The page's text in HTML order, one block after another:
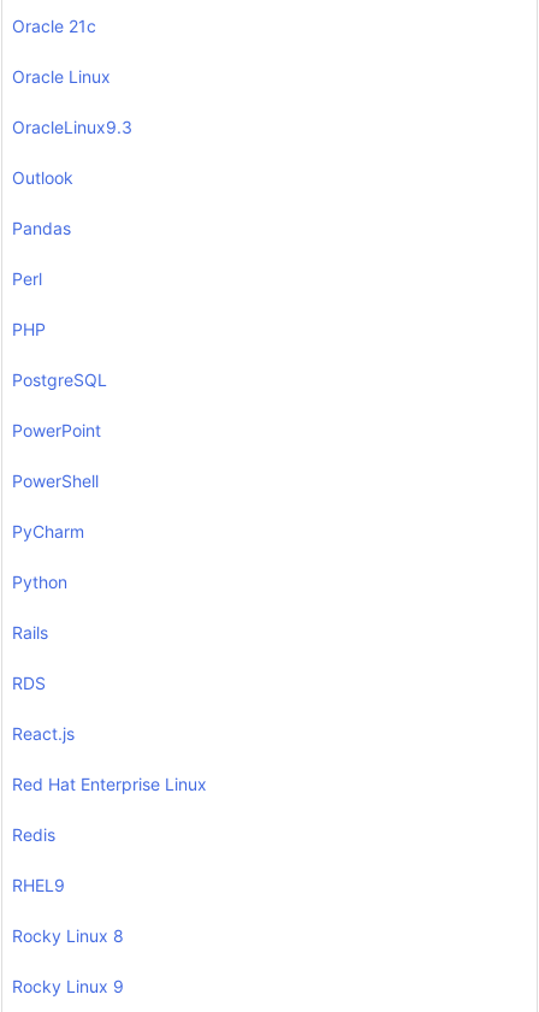
Oracle 21c
Oracle Linux
OracleLinux9.3
Outlook
Pandas
Perl
PHP
PostgreSQL
PowerPoint
PowerShell
PyCharm
Python
Rails
RDS
React.js
Red Hat Enterprise Linux
Redis
RHEL9
Rocky Linux 8
Rocky Linux 9